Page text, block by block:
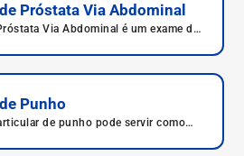
Próstata Via Abdominal
Via Abdominal é um exame de
próstata, como nódulos ou sinais de
por via abdominal ou
prostáticas.
Punho
de punho pode servir como
além de ser útil para seguimento